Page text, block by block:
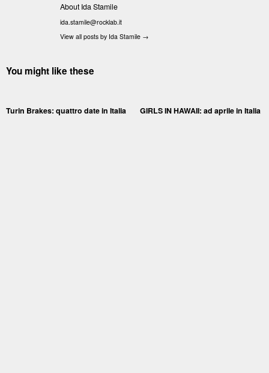
About Ida Stamile
ida.stamile@rocklab.it
View all posts by Ida Stamile →
You might like these
Turin Brakes: quattro date in Italia GIRLS IN HAWAII: ad aprile in Italia